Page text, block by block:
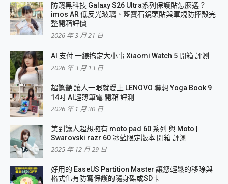
防窺黑科技 Galaxy S26 Ultra系列保護貼怎麼選？
imos AR 低反光玻璃、藍寶石鏡頭貼與軍規防摔殼完
整開箱評價
2026 年 3 月 21 日
AI 支付 一錶搞定大小事 Xiaomi Watch 5 開箱 評測
2026 年 3 月 13 日
超驚艷 讓人一眼就愛上 LENOVO 聯想 Yoga Book 9
14吋 AI輕薄筆電 開箱 評測
2026 年 1 月 30 日
美到讓人超想擁有 moto pad 60 系列 與 Moto |
Swarovski razr 60 冰藍限定版本 開箱 評測
2025 年 12 月 29 日
好用的 EaseUS Partition Master 讓您輕鬆的移除與
格式化有防寫保護的隨身碟或SD卡